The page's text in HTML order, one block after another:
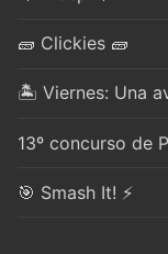
🧱 Clickies 🧱
🏝️ Viernes: Una
13º concurso de
🎯 Smash It! ⚡